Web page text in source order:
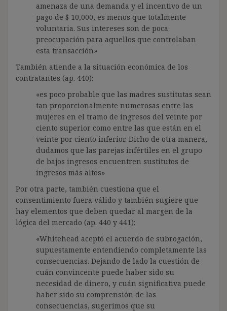
amenaza de una demanda y el incentivo de un
pago de $ 10,000, es menos que totalmente
voluntaria. Sus intereses son de poca
preocupación para aquellos que controlaban
esta transacción»
También atiende a la situación económica de los
contratantes (ap. 440):
«es poco probable que las madres sustitutas sean
tan proporcionalmente numerosas entre las
mujeres en el tramo de ingresos del veinte por
ciento superior como entre las que están en el
veinte por ciento inferior. Dicho de otra manera,
dudamos que las parejas infértiles en el grupo
de bajos ingresos encuentren sustitutos de
ingresos más altos»
Por otra parte, también cuestiona que el
consentimiento fuera válido y también sugiere que
hay elementos que deben quedar al margen de la
lógica del mercado (ap. 440 y 441):
«Whitehead aceptó el acuerdo de subrogación,
supuestamente entendiendo completamente las
consecuencias. Dejando de lado la cuestión de
cuán convincente puede haber sido su
necesidad de dinero, y cuán significativa puede
haber sido su comprensión de las
consecuencias, sugerimos que su